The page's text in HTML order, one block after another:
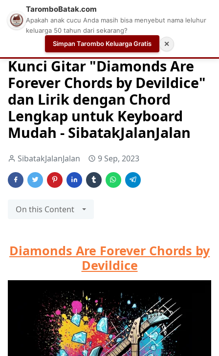
Chord Chord Gitar Easy Guitar Tabs
Kunci Gitar "Diamonds Are
Forever Chords by Devildice"
dan Lirik dengan Chord
Lengkap untuk Keyboard
Mudah - SibatakJalanJalan
SibatakJalanJalan 9 Sep, 2023
On this Content
Diamonds Are Forever Chords by
Devildice
TaromboBatak.com
Apakah anak cucu Anda masih bisa menyebut nama leluhur
keluarga 50 tahun dari sekarang?
Simpan Tarombo Keluarga Gratis
✕